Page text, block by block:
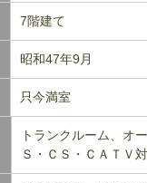
7階建て
昭和47年9月
只今満室
トランクルーム、オ
Ｓ・ＣＳ・ＣＡＴＶ